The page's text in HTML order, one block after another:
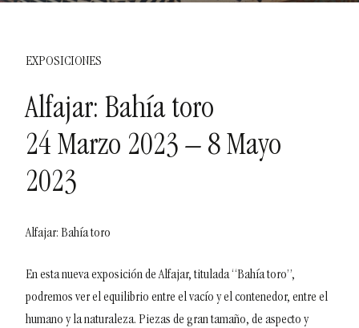
EXPOSICIONES
Alfajar: Bahía toro
24 Marzo 2023 – 8 Mayo
2023
Alfajar: Bahía toro
En esta nueva exposición de Alfajar, titulada “Bahía toro”,
podremos ver el equilibrio entre el vacío y el contenedor, entre el
humano y la naturaleza. Piezas de gran tamaño, de aspecto y